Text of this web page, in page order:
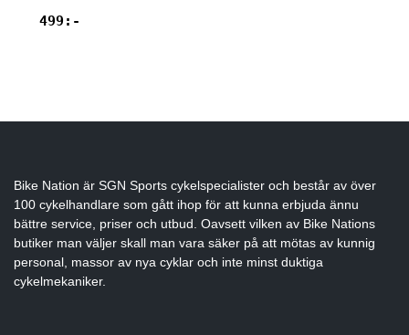
499 :-
Bike Nation är SGN Sports cykelspecialister och består av över
100 cykelhandlare som gått ihop för att kunna erbjuda ännu
bättre service, priser och utbud. Oavsett vilken av Bike Nations
butiker man väljer skall man vara säker på att mötas av kunnig
personal, massor av nya cyklar och inte minst duktiga
cykelmekaniker.